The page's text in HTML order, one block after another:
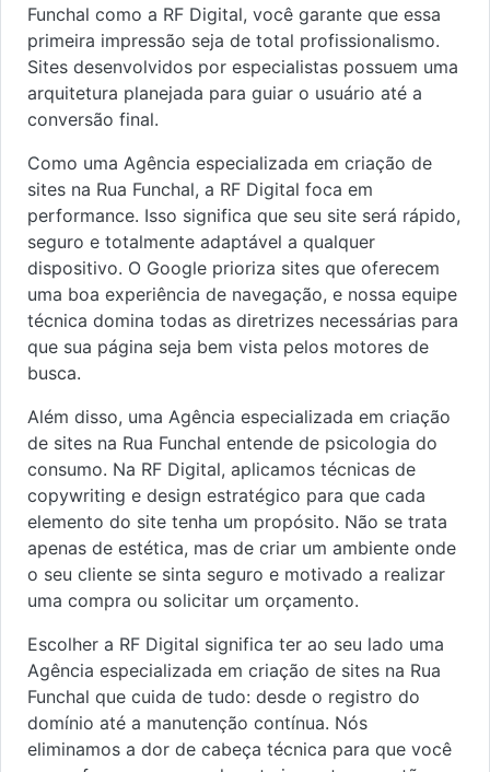
Funchal como a RF Digital, você garante que essa
primeira impressão seja de total profissionalismo.
Sites desenvolvidos por especialistas possuem uma
arquitetura planejada para guiar o usuário até a
conversão final.
Como uma Agência especializada em criação de
sites na Rua Funchal, a RF Digital foca em
performance. Isso significa que seu site será rápido,
seguro e totalmente adaptável a qualquer
dispositivo. O Google prioriza sites que oferecem
uma boa experiência de navegação, e nossa equipe
técnica domina todas as diretrizes necessárias para
que sua página seja bem vista pelos motores de
busca.
Além disso, uma Agência especializada em criação
de sites na Rua Funchal entende de psicologia do
consumo. Na RF Digital, aplicamos técnicas de
copywriting e design estratégico para que cada
elemento do site tenha um propósito. Não se trata
apenas de estética, mas de criar um ambiente onde
o seu cliente se sinta seguro e motivado a realizar
uma compra ou solicitar um orçamento.
Escolher a RF Digital significa ter ao seu lado uma
Agência especializada em criação de sites na Rua
Funchal que cuida de tudo: desde o registro do
domínio até a manutenção contínua. Nós
eliminamos a dor de cabeça técnica para que você